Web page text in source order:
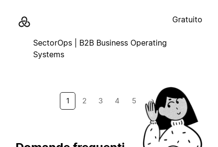
SectorOps | B2B Business Operating
Systems
Gratuito
1 2 3 4 5 →